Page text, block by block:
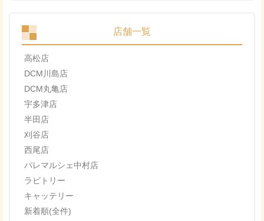
店舗一覧
高松店
DCM川島店
DCM丸亀店
宇多津店
半田店
刈谷店
西尾店
パレマルシェ中村店
ラビトリー
キャッテリー
新着順(全件)